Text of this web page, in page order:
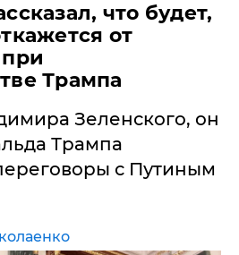
что будет,
от
Трампа
Зеленского, он
Трампа
с Путиным